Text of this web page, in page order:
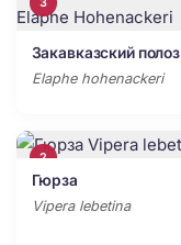
Закавказский полоз
Elaphe hohenackeri
2
Гюрза
Vipera lebetina